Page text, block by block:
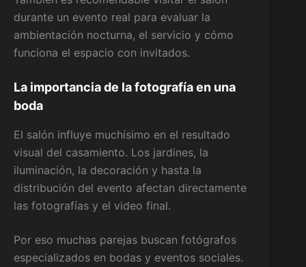
durante un evento real para evaluar la
ambientación nocturna, el servicio y cómo
funciona el espacio con invitados.
La importancia de la fotografía en una
boda
El salón influye muchísimo en el resultado
visual del casamiento. Los jardines, la
iluminación, la decoración y hasta la
distribución del evento afectan directamente
las fotografías y el video final.
Por eso muchas parejas buscan fotógrafos
especializados en bodas y eventos sociales.